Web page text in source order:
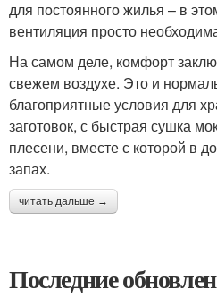
для постоянного жилья – в
вентиляция просто
На самом деле, комфорт
свежем воздухе. Это и
благоприятные условия для
заготовок, с быстрая сушка
плесени, вместе с которой в
запах.
читать дальше →
Последние